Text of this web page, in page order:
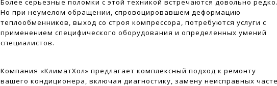
Более серьезные поломки с этой техникой встречаются довольно редко.
Но при неумелом обращении, спровоцировавшем деформацию
теплообменников, выход со строя компрессора, потребуются услуги с
применением специфического оборудования и определенных умений
специалистов.
Компания «КлиматХол» предлагает комплексный подход к ремонту
вашего кондиционера, включая диагностику, замену неисправных